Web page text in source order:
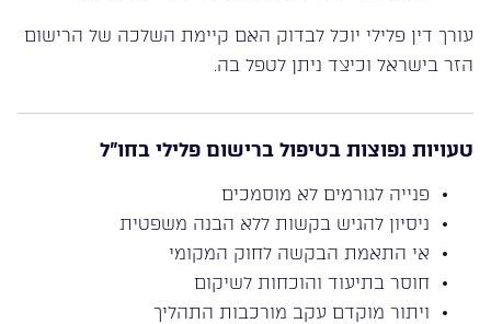
עורך דין פלילי יוכל לבדוק האם קיימת השלכה של הרישום
הזר בישראל וכיצד ניתן לטפל בה.
טעויות נפוצות בטיפול ברישום פלילי בחו”ל
פנייה לגורמים לא מוסמכים
ניסיון להגיש בקשות ללא הבנה משפטית
אי התאמת הבקשה לחוק המקומי
חוסר בתיעוד והוכחות לשיקום
ויתור מוקדם עקב מורכבות התהליך